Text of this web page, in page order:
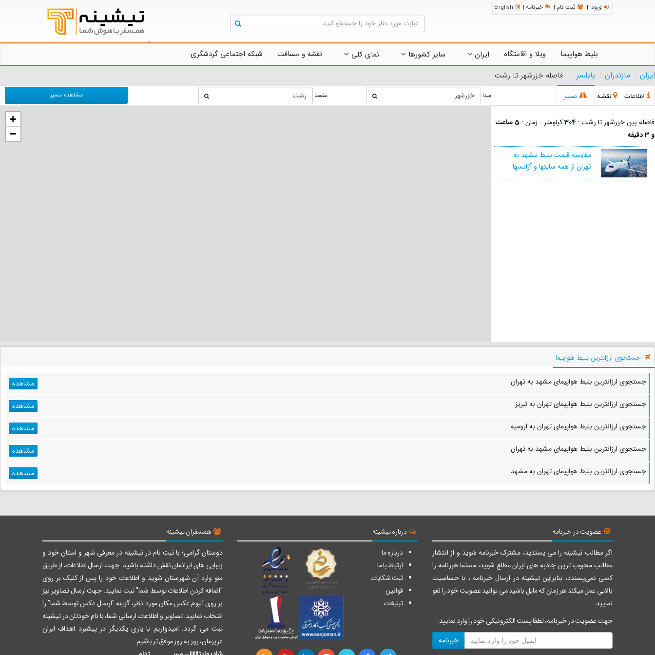
ورود | ثبت نام | خبرنامه |
English
بلیط هواپیما ویلا و اقامتگاه ایران سایر کشورها نمای کلی نقشه و مسافت
شبکه اجتماعی گردشگری
ایران
مازندران بابلسر فاصله خزرشهر تا رشت
اطلاعات نقشه مسیر مبدا مقصد مشاهده مسیر
+
−
فاصله بین خزرشهر تا رشت : 304کیلومتر - زمان :
5 ساعت
و 3 دقیقه
مقایسه قیمت بلیط مشهد به
تهران از همه سایتها و آژانسها
جستجوی ارزانترین بلیط هواپیما
جستجوی ارزانترین بلیط هواپیمای مشهد به تهران
مشاهده
جستجوی ارزانترین بلیط هواپیمای تهران به تبریز
مشاهده
جستجوی ارزانترین بلیط هواپیمای تهران به ارومیه
مشاهده
جستجوی ارزانترین بلیط هواپیمای مشهد به تهران
مشاهده
جستجوی ارزانترین بلیط هواپیمای تهران به مشهد
مشاهده
عضویت در خبرنامه
اگر مطالب تیشینه را می پسندید، مشترک خبرنامه شوید و از انتشار
مطالب محبوب ترین جاذبه های ایران مطلع شوید، مسلما هرزنامه را
کسی نمی‌پسندد، بنابراین تیشینه در ارسال خبرنامه ، با حساسیت
بالایی عمل میکند هر زمان که مایل باشید می توانید عضویت خود را لغو
نمایید.
جهت عضویت در خبرنامه، لطفا پست الکترونیکی خود را وارد نمایید:
خبرنامه
درباره تیشینه
درباره ما
ارتباط با ما
ثبت شکایات
قوانین
تبلیغات
همسفران تیشینه
دوستان گرامی؛ با ثبت نام در تیشینه در معرفی شهر و استان خود و
زیبایی های ایرانمان نقش داشته باشید. جهت ارسال اطلاعات، از طریق
منو وارد آن شهرستان شوید و اطلاعات خود را پس از کلیک بر روی
"اضافه کردن اطلاعات توسط شما" ثبت نمایید. جهت ارسال تصاویر نیز
بر روی آلبوم عکس مکان مورد نظر، گزینه "ارسال عکس توسط شما" را
انتخاب نمایید. تصاویر و اطلاعات ارسالی شما، با نام خودتان در تیشینه
ثبت می گردد. امیدواریم با یاری یکدیگر در پیشبرد اهداف ایران
عزیزمان، روز به روز موفق تر باشیم.